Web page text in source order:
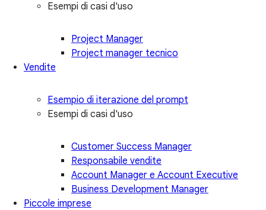
Esempi di casi d'uso
Project Manager
Project manager tecnico
Vendite
Esempio di iterazione del prompt
Esempi di casi d'uso
Customer Success Manager
Responsabile vendite
Account Manager e Account Executive
Business Development Manager
Piccole imprese